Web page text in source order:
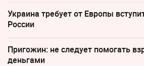
Украина требует от Европы
России
Пригожин: не следует помогать
деньгами